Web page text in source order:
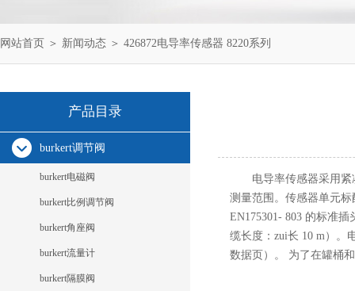
网站首页 ＞ 新闻动态 ＞ 426872电导率传感器 8220系列
产品目录
burkert调节阀
burkert电磁阀
burkert比例调节阀
burkert角座阀
burkert流量计
burkert隔膜阀
电导率传感器采用
测量范围。传感器单元
EN175301- 803 的标准
缆长度：zui长 10 m）。
数据页）。 为了在罐桶